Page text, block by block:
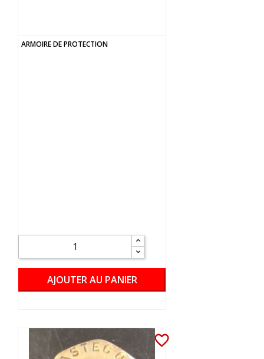
ARMOIRE DE PROTECTION
AJOUTER AU PANIER
favorite_border